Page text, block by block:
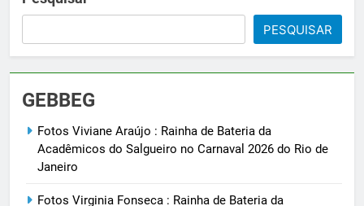
PESQUISAR
GEBBEG
Fotos Viviane Araújo : Rainha de Bateria da
Acadêmicos do Salgueiro no Carnaval 2026 do Rio de
Janeiro
Fotos Virginia Fonseca : Rainha de Bateria da